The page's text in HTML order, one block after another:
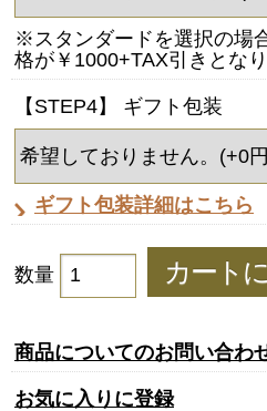
※スタンダードを選択の場
格が￥1000+TAX引きとな
【STEP4】 ギフト包装
ギフト包装詳細はこちら
数量
商品についてのお問い合わ
お気に入りに登録